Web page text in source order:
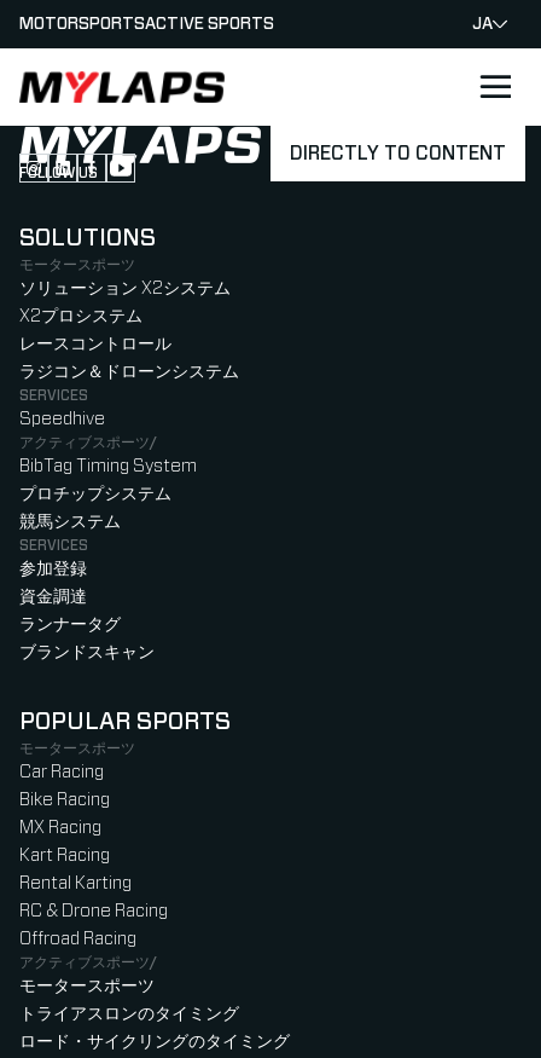
DIRECTLY TO CONTENT
LOGO MYLAPS - JAPAN
MOTORSPORTSACTIVE SPORTS JA
FOLLOW US
Follow us on Instagram (Opens in new tab)
Follow us on LinkedIn (Opens in new tab)
Follow us on Facebook (Opens in new tab)
Follow us on YouTube (Opens in new tab)
SOLUTIONS
モータースポーツ
ソリューション X2システム
X2プロシステム
レースコントロール
ラジコン＆ドローンシステム
SERVICES
Speedhive
アクティブスポーツ/
BibTag Timing System
プロチップシステム
競馬システム
SERVICES
参加登録
資金調達
ランナータグ
ブランドスキャン
POPULAR SPORTS
モータースポーツ
Car Racing
Bike Racing
MX Racing
Kart Racing
Rental Karting
RC & Drone Racing
Offroad Racing
アクティブスポーツ/
モータースポーツ
トライアスロンのタイミング
ロード・サイクリングのタイミング